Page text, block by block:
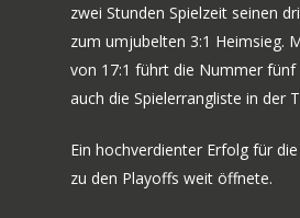
zwei Stunden Spielzeit seinen
zum umjubelten 3:1 Heimsieg.
von 17:1 führt die Nummer fünf
auch die Spielerrangliste in der
Ein hochverdienter Erfolg für
zu den Playoffs weit öffnete.